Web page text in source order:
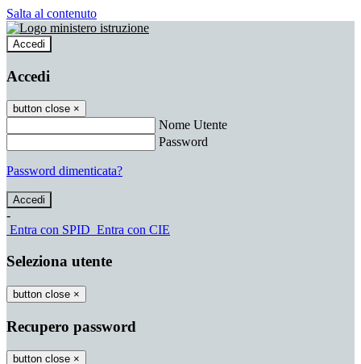
Salta al contenuto
Accedi
Accedi
button close ×
Nome Utente
Password
Password dimenticata?
-
Entra con SPID Entra con CIE
Seleziona utente
button close ×
Recupero password
button close ×